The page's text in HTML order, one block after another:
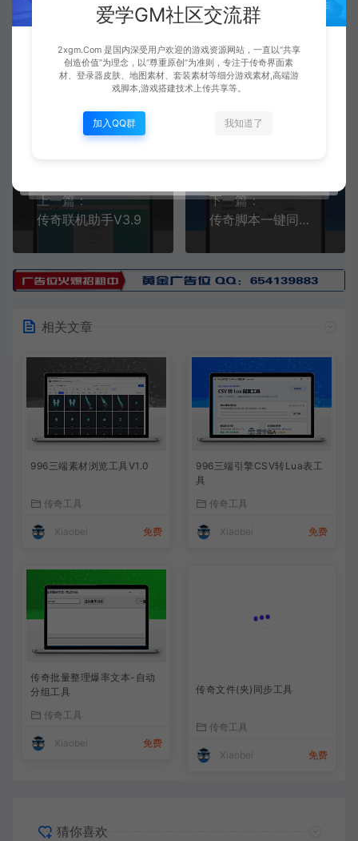
Xiaobei 生成海报
上一篇：
传奇联机助手V3.9
下一篇：
传奇脚本一键同步工具
相关文章
996三端素材浏览工具V1.0
传奇工具
Xiaobei 免费
996三端引擎CSV转Lua表工
具
传奇工具
Xiaobei 免费
传奇批量整理爆率文本-自动
分组工具
传奇工具
Xiaobei 免费
传奇文件(夹)同步工具
传奇工具
Xiaobei 免费
猜你喜欢
爱学GM社区交流群
2xgm.Com 是国内深受用户欢迎的游戏资源网站，一直以“共享
创造价值”为理念，以“尊重原创”为准则，专注于传奇界面素
材、登录器皮肤、地图素材、套装素材等细分游戏素材,高端游
戏脚本,游戏搭建技术上传共享等。
加入QQ群 我知道了